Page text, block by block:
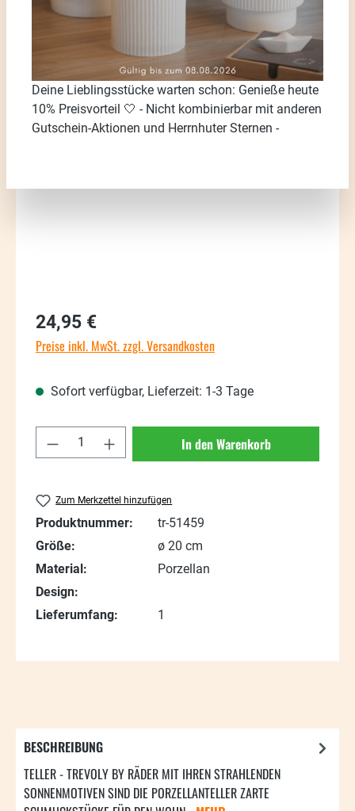
Bildergalerie überspringen
Regulärer Preis:
24,95 €
Preise inkl. MwSt. zzgl. Versandkosten
Sofort verfügbar, Lieferzeit: 1-3 Tage
Produkt Anzahl: Gib den gewünschten
In den Warenkorb
Zum Merkzettel hinzufügen
Produktnummer:
tr-51459
Größe:
ø 20 cm
Material:
Porzellan
Design:
Lieferumfang:
1
BESCHREIBUNG
TELLER - TREVOLY BY RÄDER MIT IHREN STRAHLENDEN
SONNENMOTIVEN SIND DIE PORZELLANTELLER ZARTE
Deine Lieblingsstücke warten schon: Genieße heute
10% Preisvorteil 🤍 - Nicht kombinierbar mit anderen
Gutschein-Aktionen und Herrnhuter Sternen -